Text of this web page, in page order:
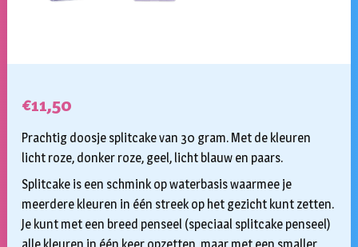
€11,50
Prachtig doosje splitcake van 30 gram. Met de kleuren
licht roze, donker roze, geel, licht blauw en paars.
Splitcake is een schmink op waterbasis waarmee je
meerdere kleuren in één streek op het gezicht kunt zetten.
Je kunt met een breed penseel (speciaal splitcake penseel)